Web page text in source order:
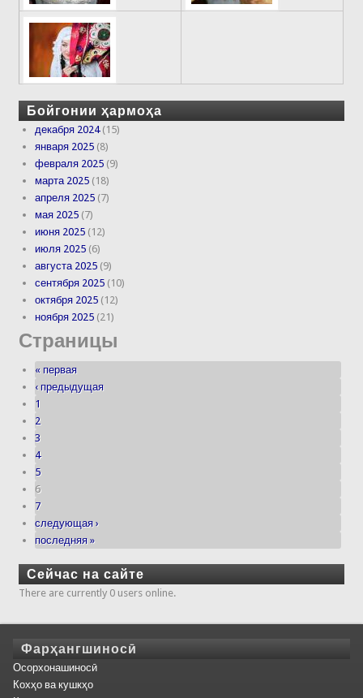
Бойгонии ҳармоҳа
декабря 2024(15)
января 2025 (8)
февраля 2025 (9)
марта 2025 (18)
апреля 2025 (7)
мая 2025 (7)
июня 2025 (12)
июля 2025 (6)
августа 2025 (9)
сентября 2025 (10)
октября 2025 (12)
ноября 2025 (21)
Страницы
« первая
‹ предыдущая
1
2
3
4
5
6
7
следующая ›
последняя »
Сейчас на сайте
There are currently 0 users online.
Фарҳангшиносӣ
Осорхонашиносӣ
Кохҳо ва кушкҳо